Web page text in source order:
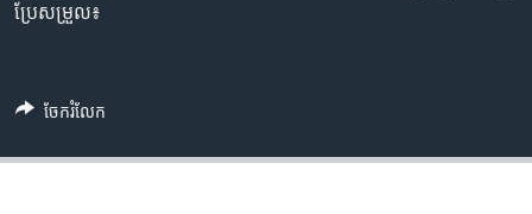
ប្រែសម្រួល៖
ចែករំលែក